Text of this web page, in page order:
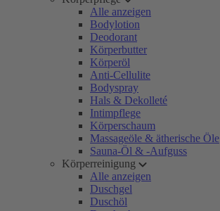
Alle anzeigen
Bodylotion
Deodorant
Körperbutter
Körperöl
Anti-Cellulite
Bodyspray
Hals & Dekolleté
Intimpflege
Körperschaum
Massageöle & ätherische Öle
Sauna-Öl & -Aufguss
Körperreinigung
Alle anzeigen
Duschgel
Duschöl